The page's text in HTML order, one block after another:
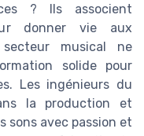
? Ils associent
donner vie aux
musical ne
solide pour
Les ingénieurs du
la production et
sons avec passion et